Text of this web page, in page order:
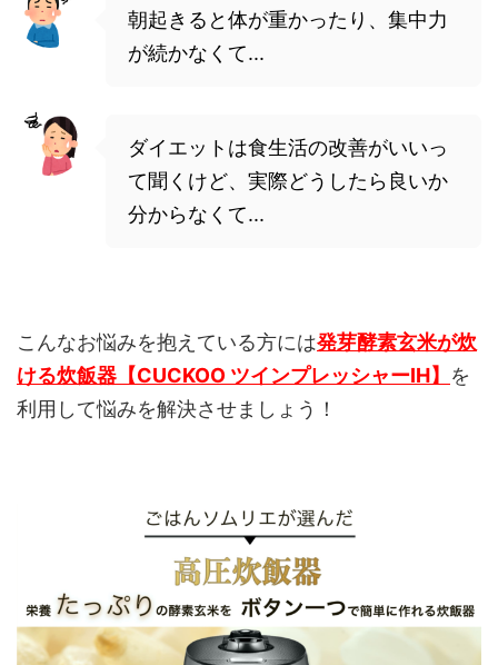
朝起きると体が重かったり、集中力
が続かなくて...
ダイエットは食生活の改善がいいっ
て聞くけど、実際どうしたら良いか
分からなくて...
こんなお悩みを抱えている方には発芽酵素玄米が炊
ける炊飯器【CUCKOO ツインプレッシャーIH】 を
利用して悩みを解決させましょう！